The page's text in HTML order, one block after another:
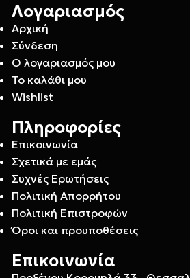
Λογαριασμός
Αρχική
Σύνδεση
Ο λογαριασμός μου
Το καλάθι μου
Wishlist
Πληροφορίες
Επικοινωνία
Σχετικά με εμάς
Συχνές Ερωτήσεις
Πολιτική Απορρήτου
Πολιτική Επιστροφών
Όροι και προυποθέσεις
Επικοινωνία